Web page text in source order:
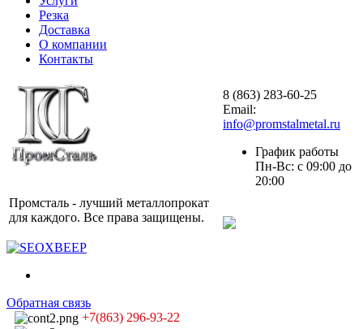
Резка
Доставка
О компании
Контакты
Промсталь - лучший металлопрокат
для каждого. Все права защищены.
8 (863) 283-60-25
Email:
info@promstalmetal.ru
График работы
Пн-Вс: с 09:00 до
20:00
Обратная связь
+7(863) 296-93-22